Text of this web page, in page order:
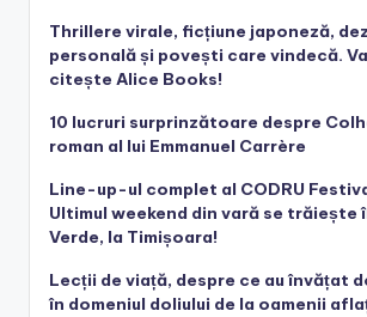
Thrillere virale, ficțiune japoneză,
personală și povești care vindecă.
citește Alice Books!
10 lucruri surprinzătoare despre
roman al lui Emmanuel Carrère
Line-up-ul complet al CODRU
Ultimul weekend din vară se trăiește
Verde, la Timișoara!
Lecții de viață, despre ce au învățat
în domeniul doliului de la oamenii